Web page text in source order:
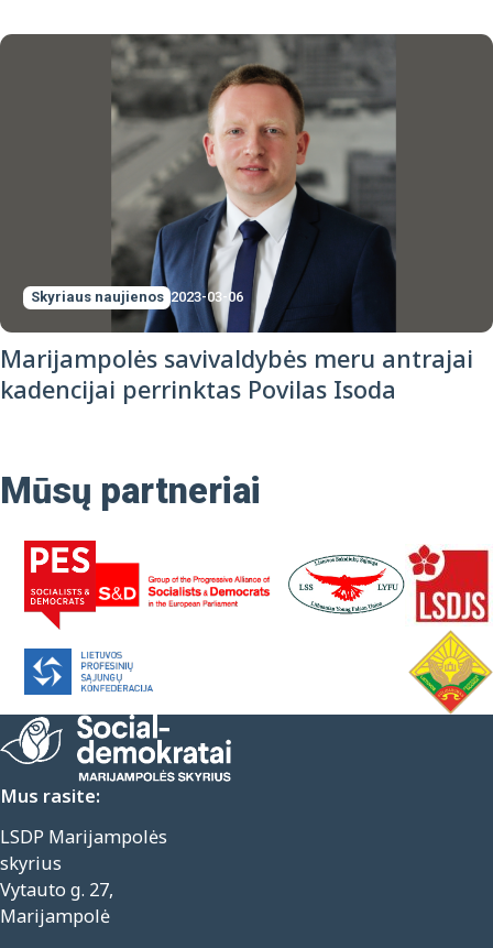
Skyriaus naujienos 2023-03-06
Marijampolės savivaldybės meru antrajai
kadencijai perrinktas Povilas Isoda
Mūsų partneriai
Mus rasite:
LSDP Marijampolės
skyrius
Vytauto g. 27,
Marijampolė